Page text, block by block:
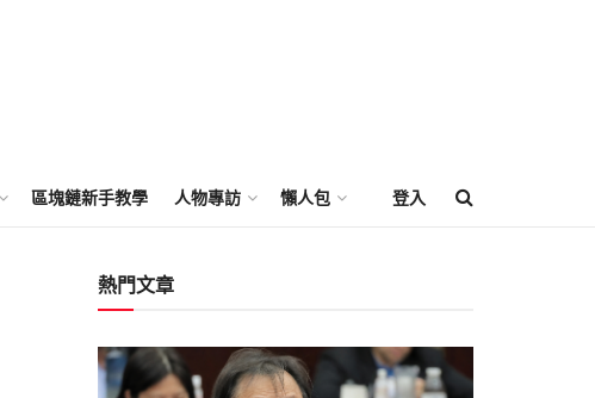
區塊鏈新手教學 人物專訪 懶人包 登入
熱門文章